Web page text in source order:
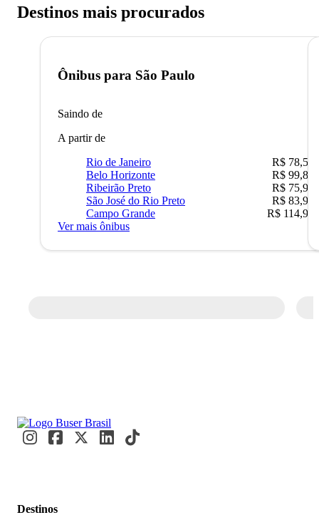
Destinos mais procurados
Ônibus para São Paulo
Saindo de
A partir de
Rio de Janeiro
R$ 78,51
Belo Horizonte
R$ 99,89
Ribeirão Preto
R$ 75,90
São José do Rio Preto
R$ 83,90
Campo Grande
R$ 114,90
Ver mais ônibus
Destinos